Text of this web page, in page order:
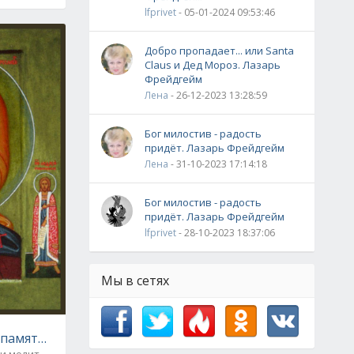
и чудеса провидицы
преподобного Даниила Переяславского
lfprivet- 05-01-2024 09:53:46
Добро пропадает... или Santa
Claus и Дед Мороз. Лазарь
Фрейдгейм
Лена - 26-12-2023 13:28:59
Бог милостив - радость
придёт. Лазарь Фрейдгейм
Лена - 31-10-2023 17:14:18
Бог милостив - радость
придёт. Лазарь Фрейдгейм
lfprivet- 28-10-2023 18:37:06
Мы в сетях